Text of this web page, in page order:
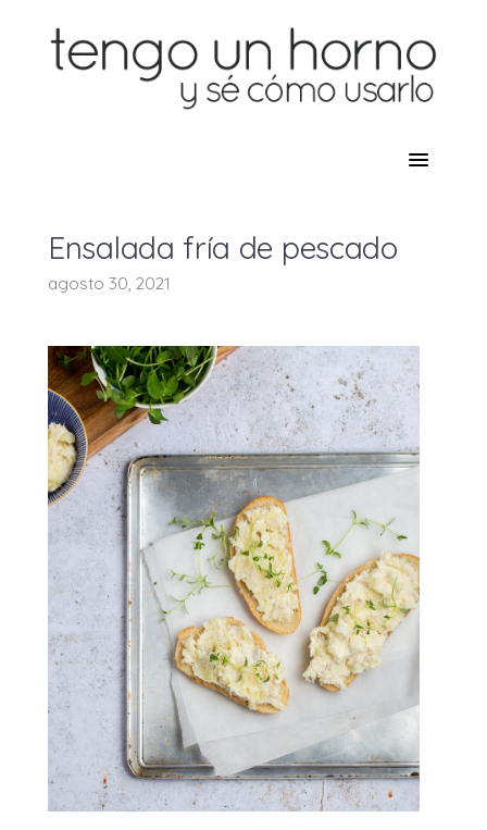
Ensalada fría de pescado
agosto 30, 2021